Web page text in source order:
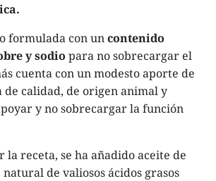
formulada con uncontenido
y sodio para no sobrecargar el
cuenta con un modesto aporte de
calidad, de origen animal y
y no sobrecargar la función
la receta, se ha añadido aceite de
de valiosos ácidos grasos